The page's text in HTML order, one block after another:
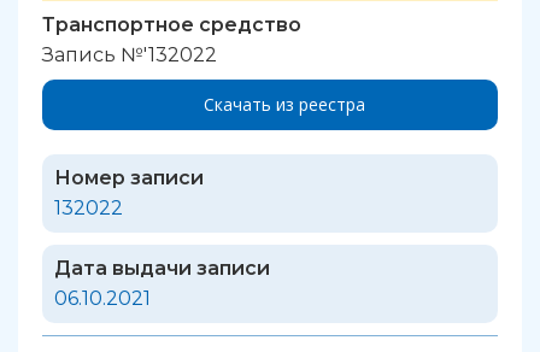
Транспортное средство
Запись №'132022
Скачать из реестра
Номер записи
132022
Дата выдачи записи
06.10.2021